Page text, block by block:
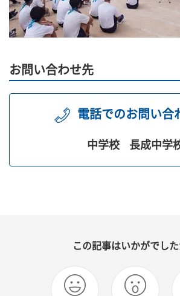
お問い合わせ先
電話でのお問い合
中学校 長成中学
この記事はいかがでした